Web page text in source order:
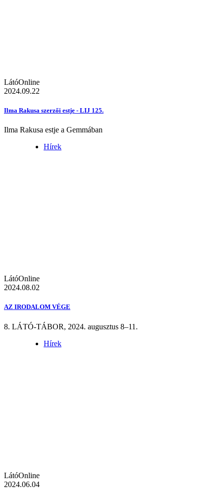
LátóOnline
2024.09.22
Ilma Rakusa szerzői estje - LIJ 125.
Ilma Rakusa estje a Gemmában
Hírek
LátóOnline
2024.08.02
AZ IRODALOM VÉGE
8. LÁTÓ-TÁBOR, 2024. augusztus 8–11.
Hírek
LátóOnline
2024.06.04